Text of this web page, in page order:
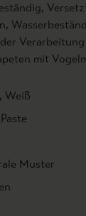
,
,
Verarbeitung
mit
, Weiß
Muster